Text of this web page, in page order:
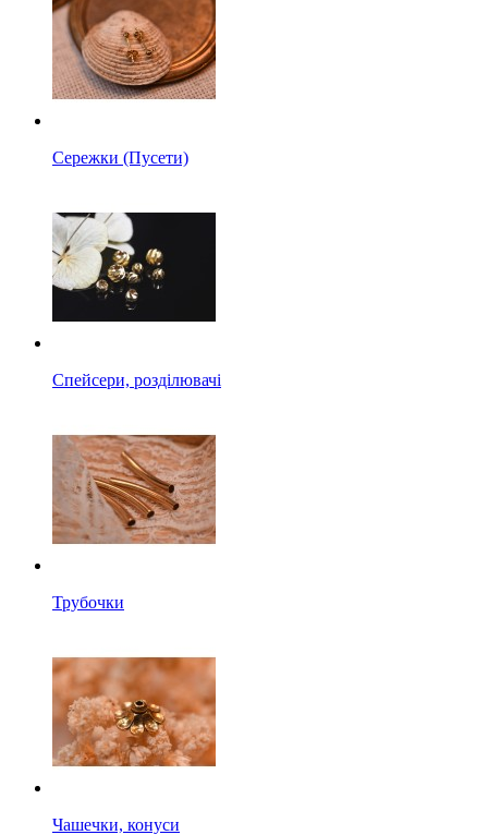
Сережки (Пусети)
Спейсери, розділювачі
Трубочки
Чашечки, конуси